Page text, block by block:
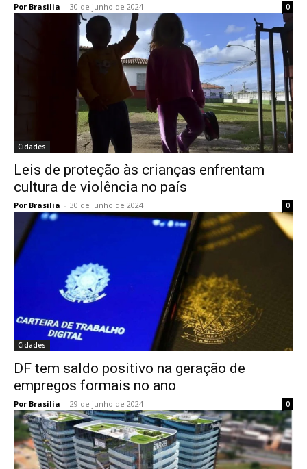
Por Brasilia - 30 de junho de 2024 0
Cidades
Leis de proteção às crianças enfrentam
cultura de violência no país
Por Brasilia - 30 de junho de 2024 0
Cidades
DF tem saldo positivo na geração de
empregos formais no ano
Por Brasilia - 29 de junho de 2024 0